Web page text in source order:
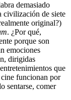
demasiado
civilización de siete
original?)
. ¿Por qué,
porque son
emociones
dirigidas
que
funcionan por
sentarse, comer